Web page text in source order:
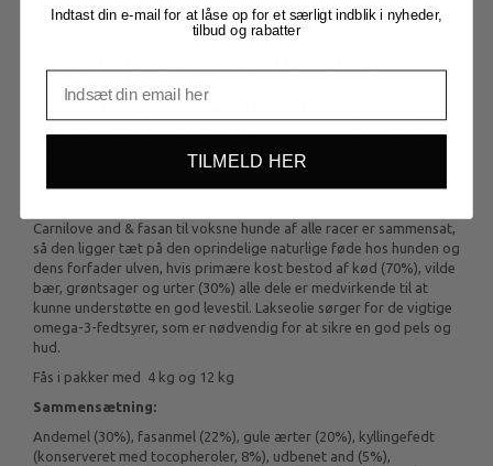
And & fasan - adult, 12 kg
And & fasan til voksne hunde af alle racer er ernæring af høj
kvalitet fyldt med essentielle aminosyrer, vitaminer og mineraler,
Carnilove and & fasan til voksne hunde af alle racer er sammensat,
så den ligger tæt på den oprindelige naturlige føde hos hunden og
dens forfader ulven, hvis primære kost bestod af kød (70%), vilde
bær, grøntsager og urter (30%) alle dele er medvirkende til at
kunne understøtte en god levestil. Lakseolie sørger for de vigtige
omega-3-fedtsyrer, som er nødvendig for at sikre en god pels og
hud.
Fås i pakker med 4 kg og 12 kg
Sammensætning:
Andemel (30%), fasanmel (22%), gule ærter (20%), kyllingefedt
(konserveret med tocopheroler, 8%), udbenet and (5%),
Indtast din e-mail for at låse op for et særligt indblik i nyheder,
tilbud og rabatter
TILMELD HER